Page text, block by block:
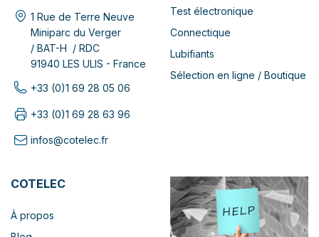
1 Rue de Terre Neuve
Miniparc du Verger
/ BAT-H / RDC
91940 LES ULIS - France
+33 (0)1 69 28 05 06
+33 (0)1 69 28 63 96
infos@cotelec.fr
Test électronique
Connectique
Lubifiants
Sélection en ligne / Boutique
COTELEC
À propos